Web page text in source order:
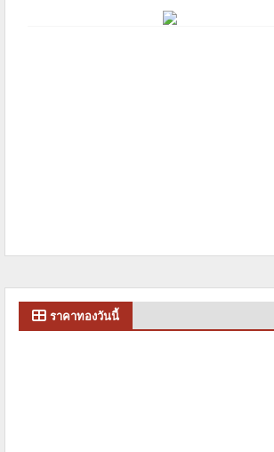
ราคาทองวันนี้